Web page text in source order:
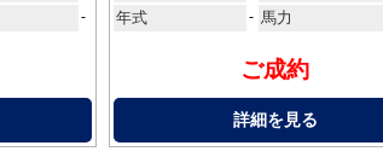
- 年式 - 馬力
ご成約
詳細を見る